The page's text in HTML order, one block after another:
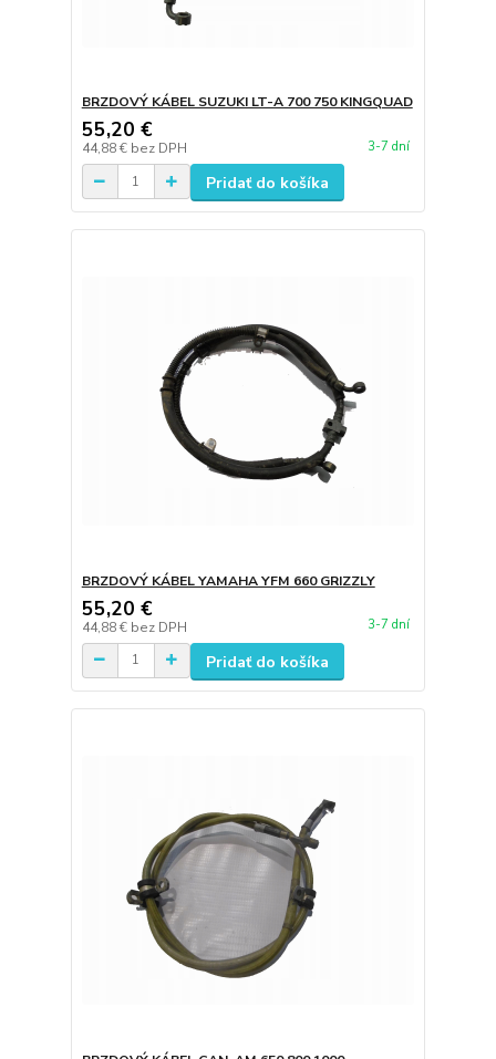
BRZDOVÝ KÁBEL SUZUKI LT-A 700 750 KINGQUAD
55,20 €
44,88 € bez DPH 3-7 dní
Pridať do košíka
BRZDOVÝ KÁBEL YAMAHA YFM 660 GRIZZLY
55,20 €
44,88 € bez DPH 3-7 dní
Pridať do košíka